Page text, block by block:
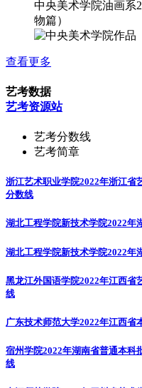
中央美术学院油画系
物篇）
查看更多
艺考数据
艺考资源站
艺考分数线
艺考简章
浙江艺术职业学院2022年浙江省
分数线
湖北工程学院新技术学院2022年
湖北工程学院新技术学院2022年
黑龙江外国语学院2022年江西省
线
广东技术师范大学2022年江西省
宿州学院2022年湖南省普通本科
线